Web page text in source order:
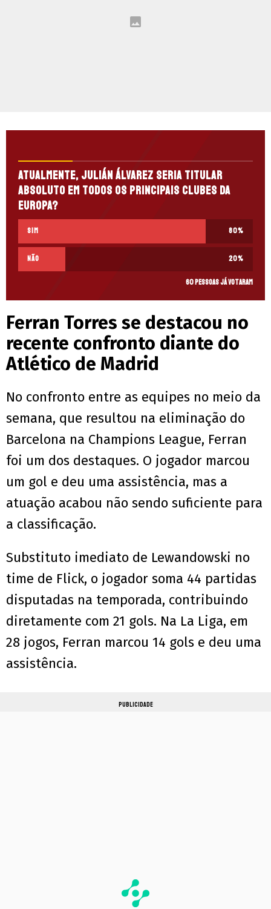
Atualmente, Julián Álvarez seria titular
absoluto em todos os principais clubes da
Europa?
Sim 80%
Não 20%
60 pessoas já votaram
Ferran Torres se destacou no
recente confronto diante do
Atlético de Madrid
No confronto entre as equipes no meio da
semana, que resultou na eliminação do
Barcelona na Champions League, Ferran
foi um dos destaques. O jogador marcou
um gol e deu uma assistência, mas a
atuação acabou não sendo suficiente para
a classificação.
Substituto imediato de Lewandowski no
time de Flick, o jogador soma 44 partidas
disputadas na temporada, contribuindo
diretamente com 21 gols. Na La Liga, em
28 jogos, Ferran marcou 14 gols e deu uma
assistência.
PUBLICIDADE